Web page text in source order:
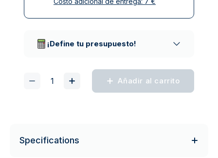
Impuestos incluidos
¡Define tu presupuesto!
Añadir al carrito
Specifications